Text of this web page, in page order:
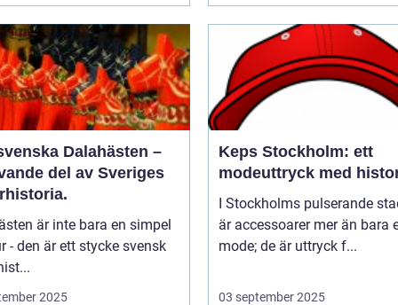
Dalahästen –
del av Sveriges
är inte bara en simpel
- den är ett stycke svensk
2025
Keps Stockholm: ett
modeuttryck med
I Stockholms pulserande
är accessoarer mer än bara
mode; de är uttryck f...
03 september 2025